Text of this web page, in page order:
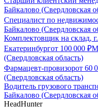
Байкалово (Свердловская
Специалист по
Байкалово (Свердловская
Комплектовщик на склад, г.
Екатеринбургот 100 000 ₽
(Свердловская область)
Фармацевт-провизорот 60
(Свердловская область)
Водитель грузового
Байкалово (Свердловская
HeadHunter